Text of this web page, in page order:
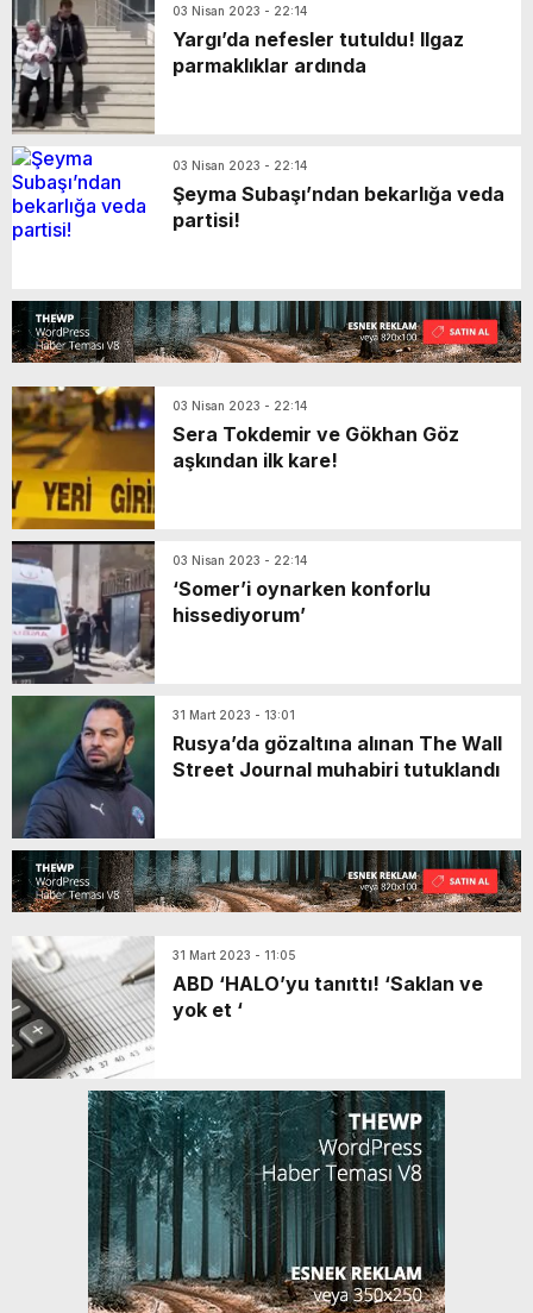
03 Nisan 2023 - 22:14
Yargı’da nefesler tutuldu! Ilgaz
parmaklıklar ardında
03 Nisan 2023 - 22:14
Şeyma Subaşı’ndan bekarlığa veda
partisi!
03 Nisan 2023 - 22:14
Sera Tokdemir ve Gökhan Göz
aşkından ilk kare!
03 Nisan 2023 - 22:14
‘Somer’i oynarken konforlu
hissediyorum’
31 Mart 2023 - 13:01
Rusya’da gözaltına alınan The Wall
Street Journal muhabiri tutuklandı
31 Mart 2023 - 11:05
ABD ‘HALO’yu tanıttı! ‘Saklan ve
yok et ‘